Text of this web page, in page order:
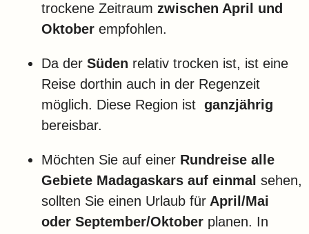
trockene Zeitraum zwischen April und
Oktober empfohlen.
Da der Süden relativ trocken ist, ist eine
Reise dorthin auch in der Regenzeit
möglich. Diese Region ist ganzjährig
bereisbar.
Möchten Sie auf einer Rundreise alle
Gebiete Madagaskars auf einmal sehen,
sollten Sie einen Urlaub für April/Mai
oder September/Oktober planen. In